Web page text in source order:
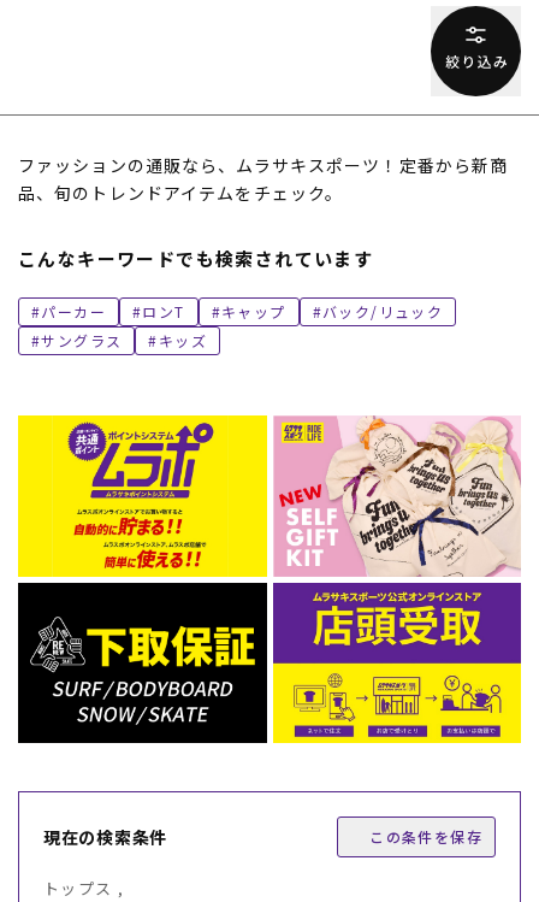
ファッションの通販なら、ムラサキスポーツ！定番から新商
品、旬のトレンドアイテムをチェック。
こんなキーワードでも検索されています
パーカー ロンT キャップ
バック/リュック
サングラス
キッズ
現在の検索条件 この条件を保存
トップス ,